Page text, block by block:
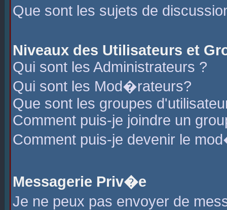
Que sont les sujets de
Niveaux des Utilisateurs et
Qui sont les Administrateurs ?
Qui sont les Mod�rateurs?
Que sont les groupes
Comment puis-je joindre un
Comment puis-je devenir le
Messagerie Priv�e
Je ne peux pas envoyer de